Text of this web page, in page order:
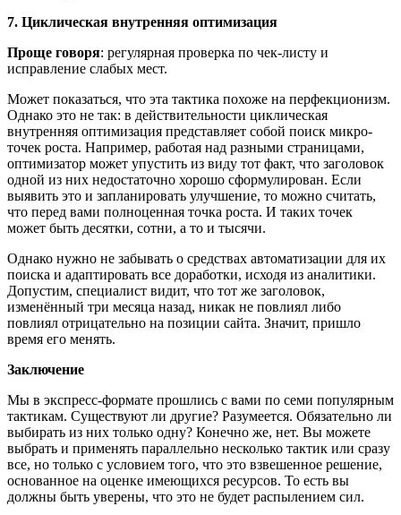
7. Циклическая внутренняя оптимизация
Проще говоря: регулярная проверка по чек-листу и
исправление слабых мест.
Может показаться, что эта тактика похоже на перфекционизм.
Однако это не так: в действительности циклическая
внутренняя оптимизация представляет собой поиск микро-
точек роста. Например, работая над разными страницами,
оптимизатор может упустить из виду тот факт, что заголовок
одной из них недостаточно хорошо сформулирован. Если
выявить это и запланировать улучшение, то можно считать,
что перед вами полноценная точка роста. И таких точек
может быть десятки, сотни, а то и тысячи.
Однако нужно не забывать о средствах автоматизации для их
поиска и адаптировать все доработки, исходя из аналитики.
Допустим, специалист видит, что тот же заголовок,
изменённый три месяца назад, никак не повлиял либо
повлиял отрицательно на позиции сайта. Значит, пришло
время его менять.
Заключение
Мы в экспресс-формате прошлись с вами по семи популярным
тактикам. Существуют ли другие? Разумеется. Обязательно ли
выбирать из них только одну? Конечно же, нет. Вы можете
выбрать и применять параллельно несколько тактик или сразу
все, но только с условием того, что это взвешенное решение,
основанное на оценке имеющихся ресурсов. То есть вы
должны быть уверены, что это не будет распылением сил.